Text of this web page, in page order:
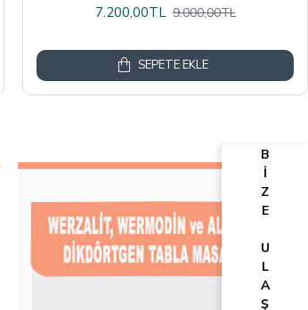
6.080,00TL 7.600,00TL
SEPETE EKLE
B
İ
Z
E
U
L
A
Ş